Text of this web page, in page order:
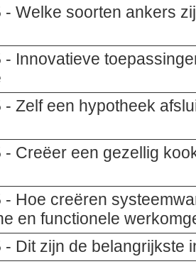
- Welke soorten ankers
- Innovatieve
- Zelf een hypotheek
- Creëer een gezellig
- Hoe creëren
en functionele
- Dit zijn de belangrijkste